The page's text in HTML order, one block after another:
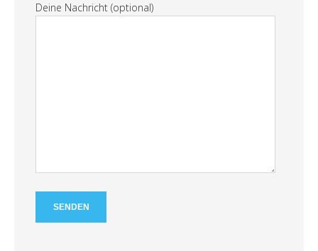
Deine Nachricht (optional)